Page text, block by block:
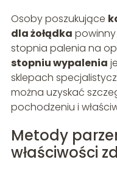
Osoby poszukujące
dla żołądka
stopnia palenia na
stopniu wypalenia
sklepach
można uzyskać
pochodzeniu i
Metody
właściwości